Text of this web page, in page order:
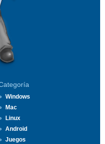
Windows
Mac
Linux
Android
Juegos